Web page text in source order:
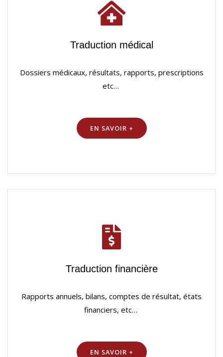
Traduction médical
Dossiers médicaux, résultats, rapports, prescriptions
etc…
EN SAVOIR +
Traduction financière
Rapports annuels, bilans, comptes de résultat, états
financiers, etc…
EN SAVOIR +